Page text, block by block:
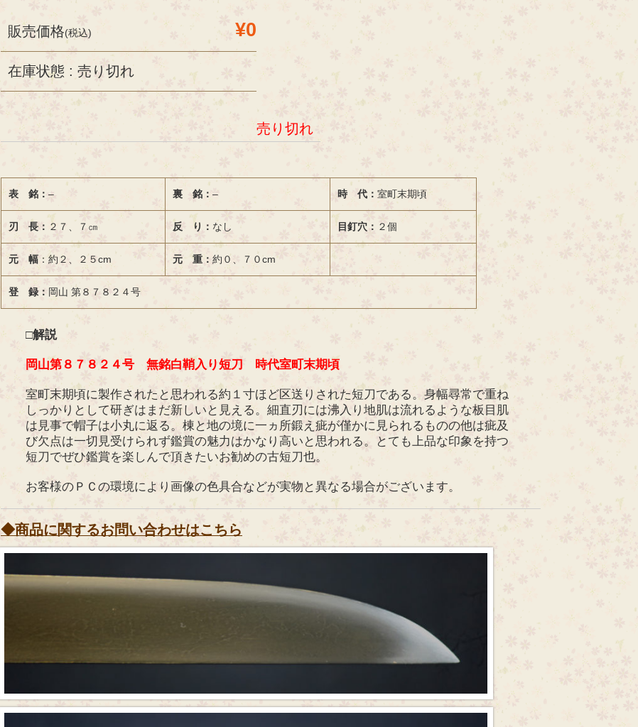
販売価格(税込) ¥0
在庫状態 : 売り切れ
売り切れ
表 銘： – 裏 銘： – 時 代： 室町末期頃
刃 長： ２７、７㎝ 反 り： なし 目釘穴： ２個
元 幅 ：約２、２５cm 元 重： 約０、７０cm
登 録： 岡山 第８７８２４号
□解説
岡山第８７８２４号 無銘白鞘入り短刀 時代室町末期頃
室町末期頃に製作されたと思われる約１寸ほど区送りされた短刀である。身幅尋常で重ね
しっかりとして研ぎはまだ新しいと見える。細直刃には沸入り地肌は流れるような板目肌
は見事で帽子は小丸に返る。棟と地の境に一ヵ所鍛え疵が僅かに見られるものの他は疵及
び欠点は一切見受けられず鑑賞の魅力はかなり高いと思われる。とても上品な印象を持つ
短刀でぜひ鑑賞を楽しんで頂きたいお勧めの古短刀也。
お客様のＰＣの環境により画像の色具合などが実物と異なる場合がございます。
◆商品に関するお問い合わせはこちら